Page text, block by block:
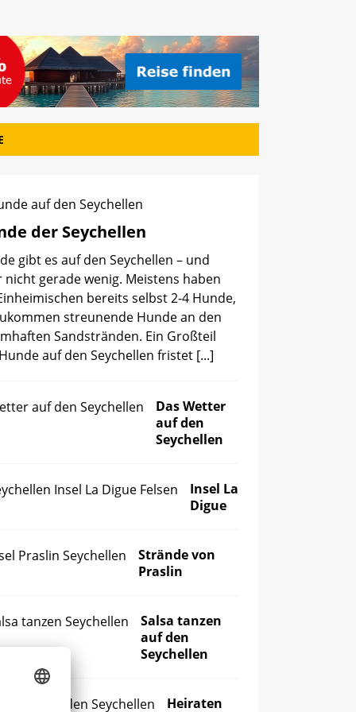
der Seychellen
gibt es auf den Seychellen – und
nicht gerade wenig. Meistens haben
bereits selbst 2-4 Hunde,
streunende Hunde an den
Sandstränden. Ein Großteil
auf den Seychellen fristet [...]
Das Wetter
auf den
Seychellen
Insel La
Digue
Strände von
Praslin
Salsa tanzen
auf den
Seychellen
Heiraten